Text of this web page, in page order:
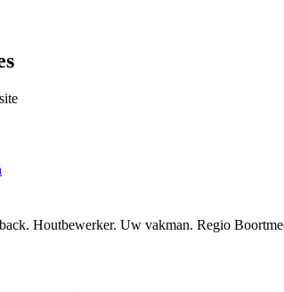
Houtbewerker. Uw vakman. Regio